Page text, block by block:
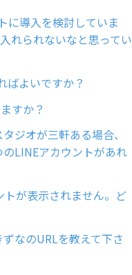
に導入を検討していま
れられないなと思ってい
ばよいですか？
すか？
ジオが三軒ある場合、
LINEアカウントがあれ
が表示されません。ど
なのURLを教えて下さ